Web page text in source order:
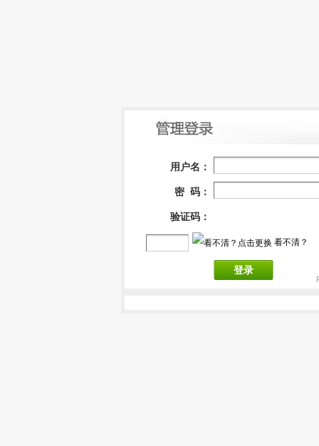
用户名：
密 码：
验证码：
看不清？
登录